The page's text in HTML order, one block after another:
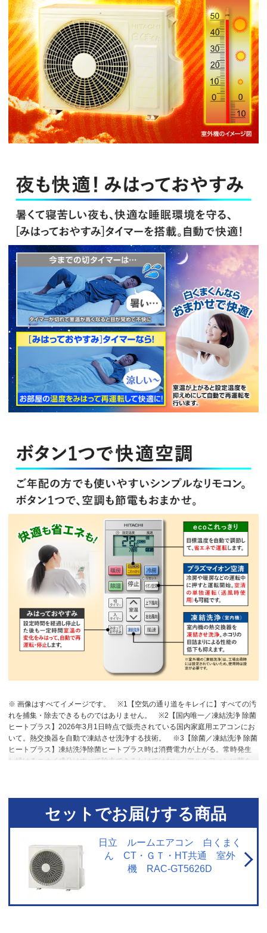
※ 画像はすべてイメージです。
※1【空気の通り道をキレイに】すべての汚
れを捕集・除去できるものではありません。
※2【国内唯一／凍結洗浄 除菌
ヒートプラス】2026年3月1日時点で販売されている国内家庭用エアコンにお
いて。熱交換器を自動で凍結させ洗浄する技術。
※3【除菌／凍結洗浄 除菌
ヒートプラス】凍結洗浄除菌ヒートプラス時は消費電力が上がる。常時発生
し続けるニオイ成分はすべて除去できるわけではない。アルミフィンに菌を
※5【浮遊物質を捕集・抑制/ニオイを抑制】閉鎖された実験設備に
おける試験結果によるもので、実使用空間での効果を示すものではありませ
ん。
※6【内部のカビを抑制／カビバスター】約20分間。室温・湿度が上昇
する場合あり。工場出荷時は設定されておらずお客様ご自身による設定が必
※7【国内唯一／ステンレス・クリーン システム】2026年3月1日時点
で販売されている国内家庭用エアコンにおいて。通風路、フラップにステン
レスを採用。
※8【最上位モデルにも搭載／凍結洗浄 除菌ヒートプラス】X
シリーズ搭載「凍結洗浄ヒートプラス」とは加熱温度が異なる。手動運転の
満足度。2023年11月調査。N=6,455。
※10【フィルター掃除で約10％の省
セットでお届けする商品
日立 ルームエアコン 白くまく
ん CT・ＧＴ・HT共通 室外
機 RAC-GT5626D